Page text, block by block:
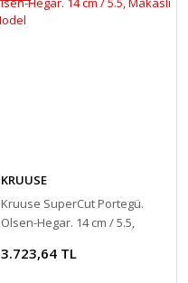
KRUUSE
Kruuse SuperCut Portegü.
Olsen-Hegar. 14 cm / 5.5,
3.723,64 TL